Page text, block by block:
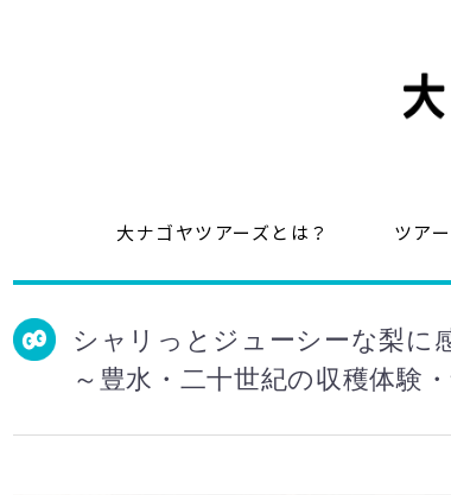
大ナゴヤツアーズとは？ ツア
シャリっとジューシーな梨に
～豊水・二十世紀の収穫体験